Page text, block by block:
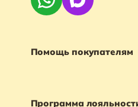
Помощь покупателям
Программа